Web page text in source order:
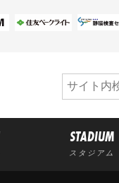
STADIUM
スタジアム